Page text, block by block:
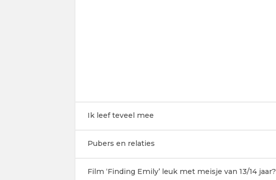
Ik leef teveel mee
Pubers en relaties
Film ‘Finding Emily’ leuk met meisje van 13/14 jaar?